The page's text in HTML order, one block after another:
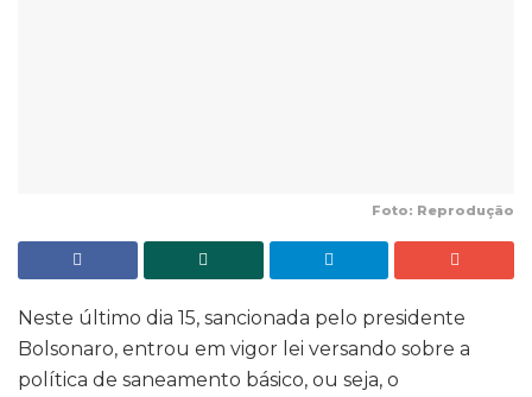
Foto: Reprodução
Neste último dia 15, sancionada pelo presidente
Bolsonaro, entrou em vigor lei versando sobre a
política de saneamento básico, ou seja, o